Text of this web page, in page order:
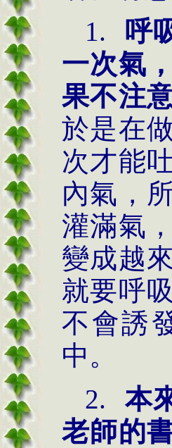
1.
呼
一次氣
果不注
於是在
次才能
內氣，
灌滿氣
變成越
就要呼
不會誘
中。
2.
本
老師的